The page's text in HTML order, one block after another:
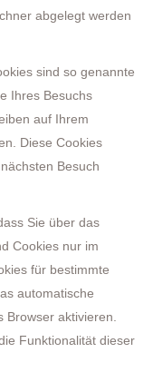
abgelegt werden
sind so genannte
Ihres Besuchs
auf Ihrem
Diese Cookies
Besuch
Sie über das
Cookies nur im
für bestimmte
automatische
aktivieren.
Funktionalität dieser